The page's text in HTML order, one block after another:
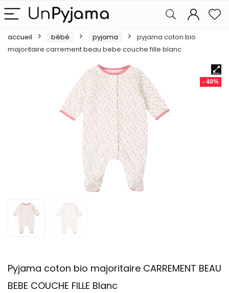
accueil bébé pyjama
pyjama coton bio
majoritaire carrement beau bebe couche fille blanc
- 40%
Pyjama coton bio majoritaire CARREMENT BEAU
BEBE COUCHE FILLE Blanc